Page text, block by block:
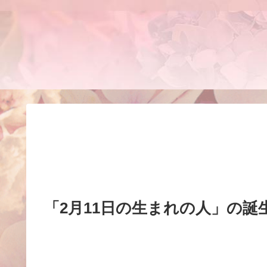
「2月11日の生まれの人」の